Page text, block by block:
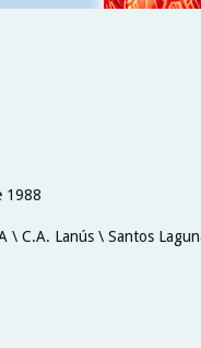
1988
\ C.A. Lanús \ Santos